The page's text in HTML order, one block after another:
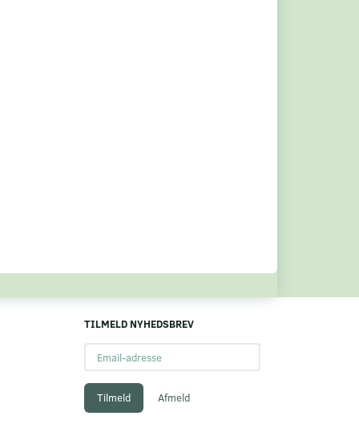
TILMELD NYHEDSBREV
adresse
Tilmeld Afmeld